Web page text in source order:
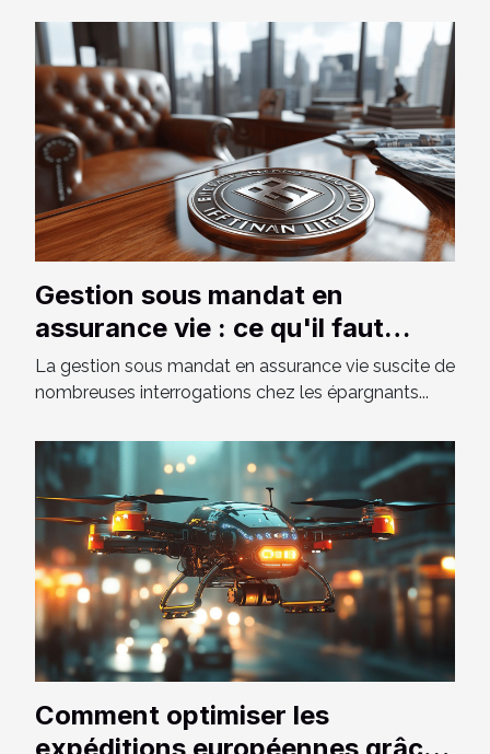
Gestion sous mandat en
assurance vie : ce qu'il faut
savoir
La gestion sous mandat en assurance vie suscite de
nombreuses interrogations chez les épargnants...
Comment optimiser les
expéditions européennes grâce